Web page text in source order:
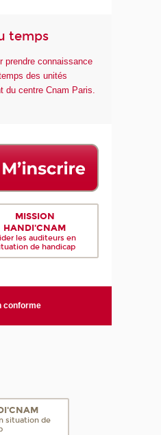
temps
prendre connaissance
des unités
du centre Cnam Paris.
MISSION
HANDI'CNAM
les auditeurs en
de handicap
conforme
situation de